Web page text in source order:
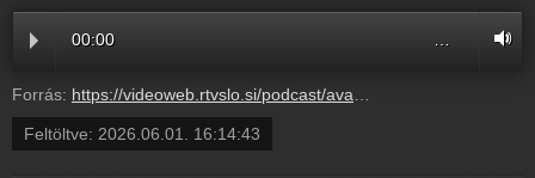
00:00
Forrás: https://videoweb.rtvslo.si/podcast/ava_archive11/2026/06/01/Ajavth311708.mp3
Feltöltve: 2026.06.01. 16:14:43